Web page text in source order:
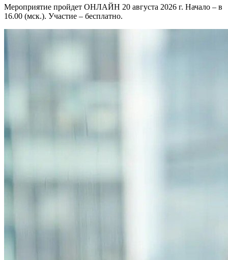
Мероприятие пройдет ОНЛАЙН 20 августа 2026 г. Начало – в
16.00 (мск.). Участие – бесплатно.